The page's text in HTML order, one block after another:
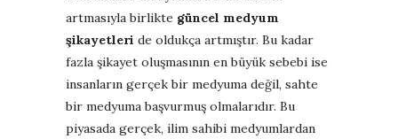
artmasıyla birlikte güncel medyum
şikayetleri de oldukça artmıştır. Bu kadar
fazla şikayet oluşmasının en büyük sebebi ise
insanların gerçek bir medyuma değil, sahte
bir medyuma başvurmuş olmalarıdır. Bu
piyasada gerçek, ilim sahibi medyumlardan